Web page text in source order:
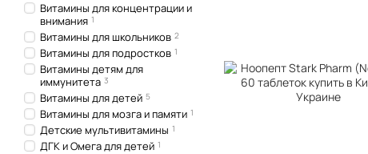
Витамины для концентрации и
внимания 1
Витамины для школьников 2
Витамины для подростков 1
Витамины детям для
иммунитета 3
Витамины для детей 5
Витамины для мозга и памяти 1
Детские мультивитамины 1
ДГК и Омега для детей 1